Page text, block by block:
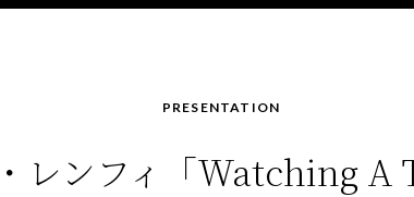
PRESENTATION
レンフィ 「Watching A